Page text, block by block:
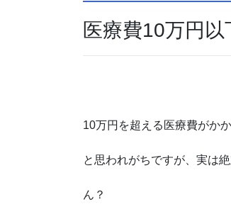
医療費10万円
10万円を超える医療費がか
と思われがちですが、実は
ん？